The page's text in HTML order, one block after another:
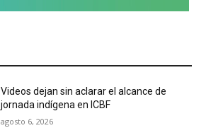
Videos dejan sin aclarar el alcance de
jornada indígena en ICBF
agosto 6, 2026